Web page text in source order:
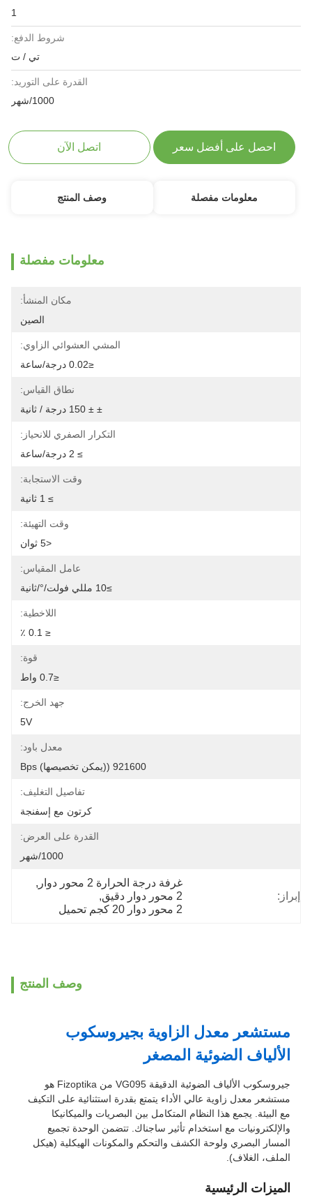
شروط الدفع:
تي / ت
القدرة على التوريد:
1000/شهر
احصل على أفضل سعر اتصل الآن
معلومات مفصلة وصف المنتج
معلومات مفصلة
مكان المنشأ:
الصين
المشي العشوائي الزاوي:
≤0.02 درجة/ساعة
نطاق القياس:
± ± 150 درجة / ثانية
التكرار الصفري للانحياز:
≥ 2 درجة/ساعة
وقت الاستجابة:
≥ 1 ثانية
وقت التهيئة:
<5 ثوان
عامل المقياس:
≥10 مللي فولت/°/ثانية
اللاخطية:
≤ 0.1 ٪
قوة:
≤0.7 واط
جهد الخرج:
5V
معدل باود:
921600 ((يمكن تخصيصها) Bps
تفاصيل التغليف:
كرتون مع إسفنجة
القدرة على العرض:
1000/شهر
إبراز:
غرفة درجة الحرارة 2 محور دوار
,
2 محور دوار دقيق
,
2 محور دوار 20 كجم تحميل
وصف المنتج
مستشعر معدل الزاوية بجيروسكوب
الألياف الضوئية المصغر
جيروسكوب الألياف الضوئية الدقيقة VG095 من Fizoptika هو
مستشعر معدل زاوية عالي الأداء يتمتع بقدرة استثنائية على التكيف
مع البيئة. يجمع هذا النظام المتكامل بين البصريات والميكانيكا
والإلكترونيات مع استخدام تأثير ساجناك. تتضمن الوحدة تجميع
المسار البصري ولوحة الكشف والتحكم والمكونات الهيكلية (هيكل
الملف، الغلاف).
الميزات الرئيسية